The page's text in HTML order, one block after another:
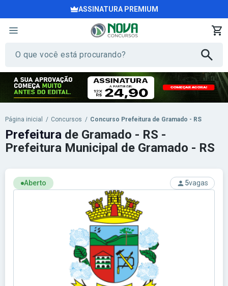
ASSINATURA PREMIUM
Página inicial / Concursos / Concurso Prefeitura de Gramado - RS
Aberto 5vagas
Prefeitura de Gramado - RS -
Prefeitura Municipal de Gramado - RS